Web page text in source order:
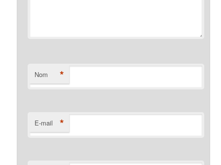
Nom *
E-mail *